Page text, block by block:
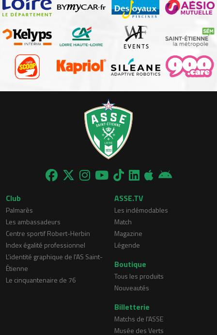
Club
Palmarès
Les ambassadeurs
Centre sportif Robert-Herbin
Index égalité professionnel
L'identité graphique de l'AS Saint-
Étienne
Le cinquantenaire de 76
ASSE.TV
Les indémodables
Match
Magazine
Légende
Boutique
Tous les produits
Nouveautés
Billetterie
Matchs de l'ASSE
Musée des Verts